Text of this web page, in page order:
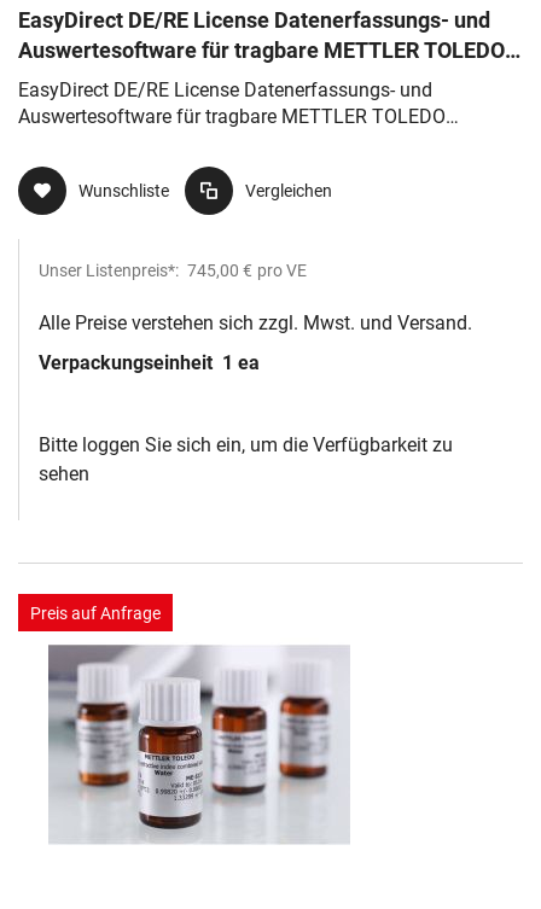
EasyDirect DE/RE License Datenerfassungs- und
Auswertesoftware für tragbare METTLER TOLEDO
Dichtemessgeräte und Refrakt
EasyDirect DE/RE License Datenerfassungs- und
Auswertesoftware für tragbare METTLER TOLEDO
Wunschliste Vergleichen
Unser Listenpreis*: 745,00 € pro VE
Alle Preise verstehen sich zzgl. Mwst. und Versand.
Verpackungseinheit 1 ea
Bitte loggen Sie sich ein, um die Verfügbarkeit zu
sehen
Preis auf Anfrage